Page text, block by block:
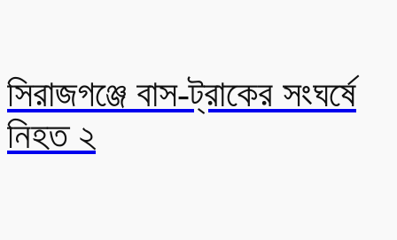
সিরাজগঞ্জে বাস-ট্রাকের সংঘর্ষে
নিহত ২